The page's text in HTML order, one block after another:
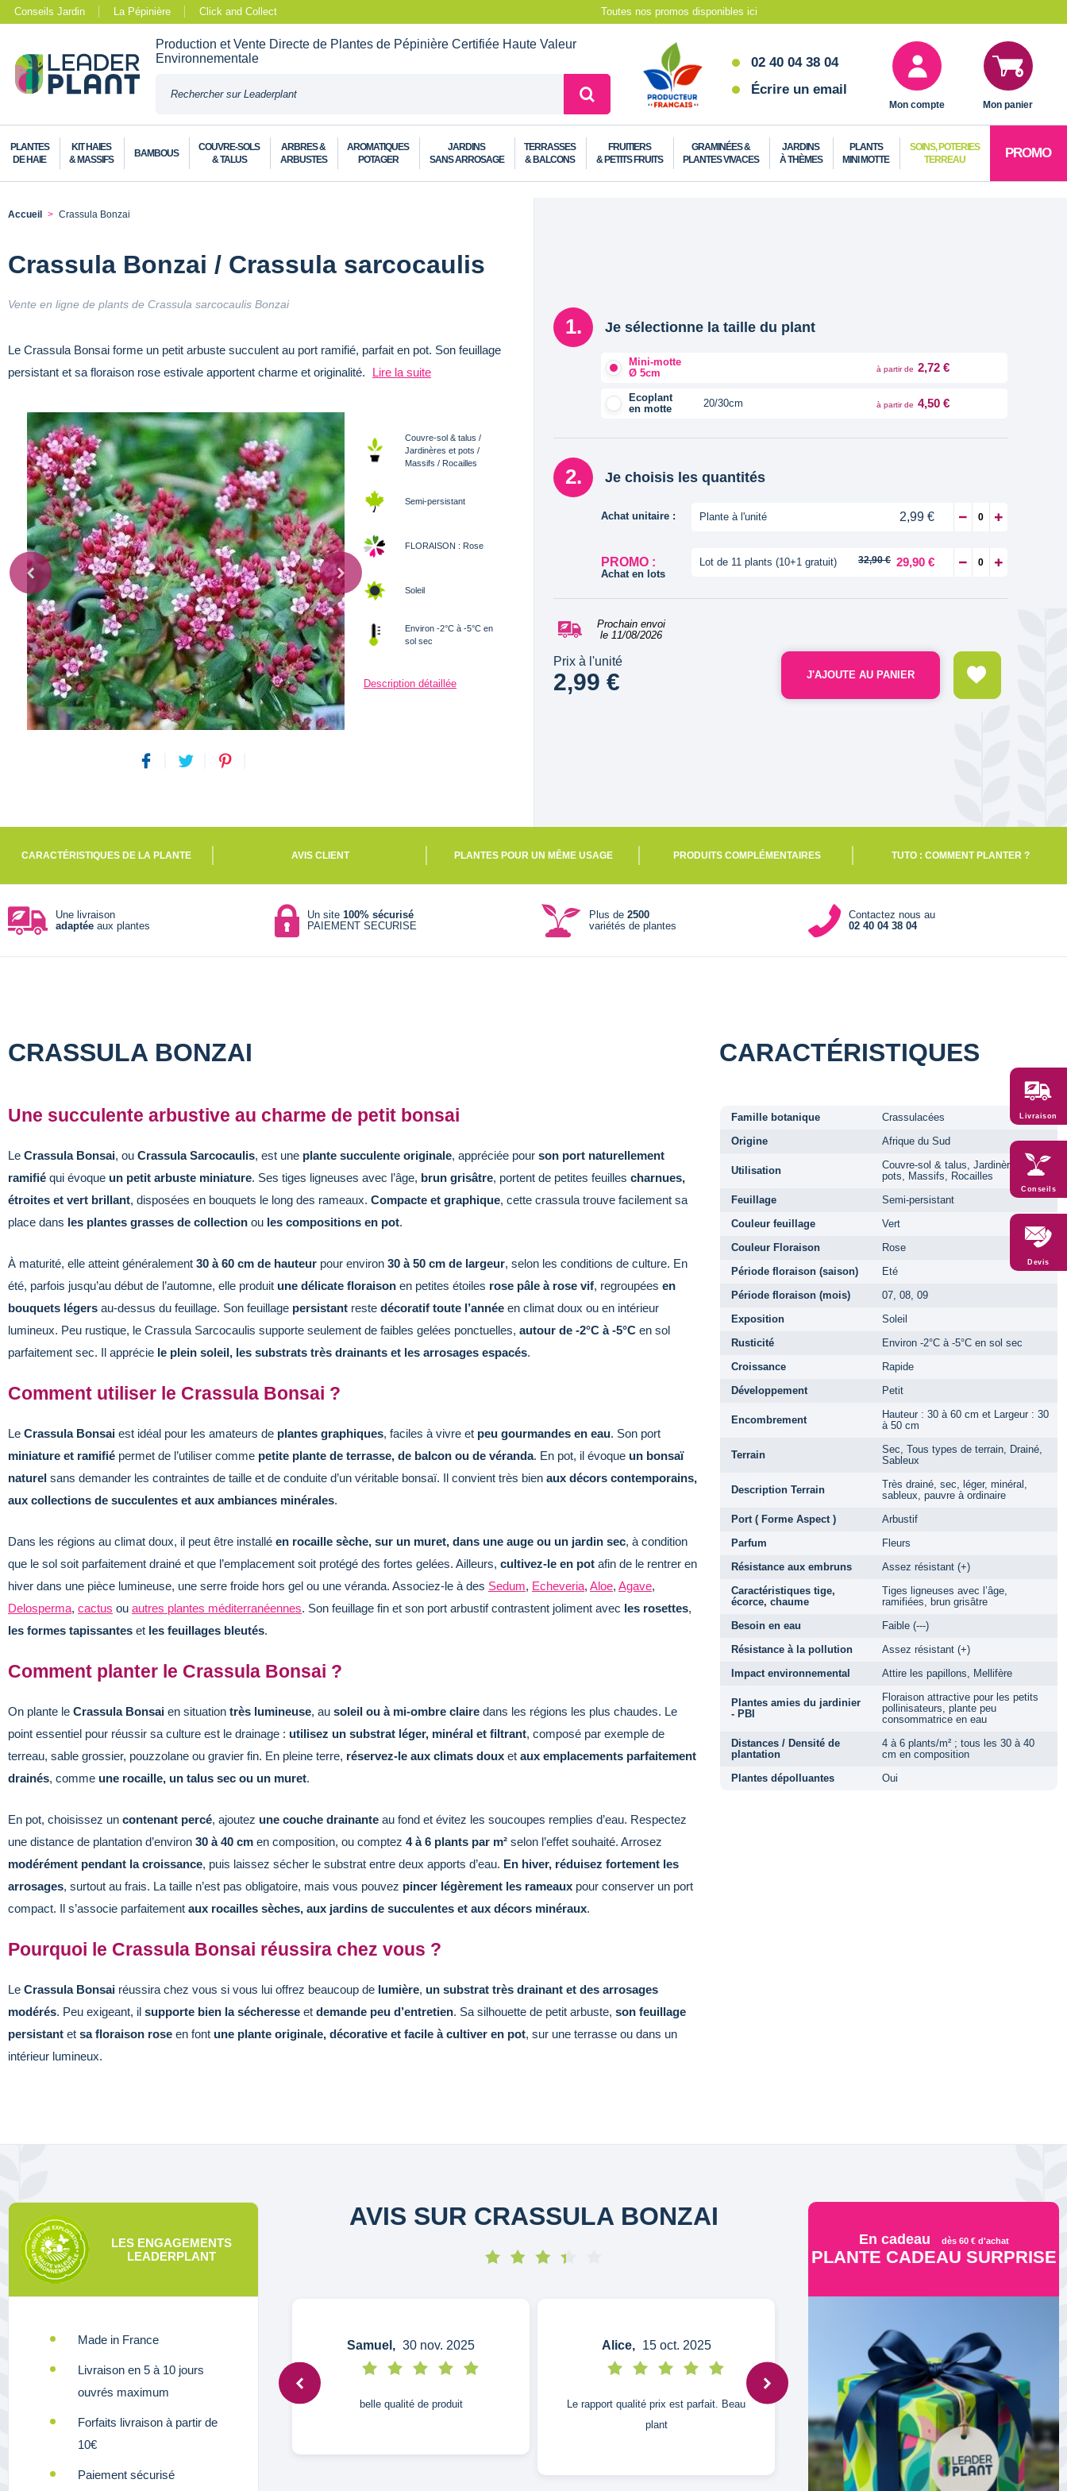
Conseils Jardin La Pépinière Click and Collect Toutes nos promos disponibles ici
Production et Vente Directe de Plantes de Pépinière Certifiée Haute Valeur
Environnementale
02 40 04 38 04
Écrire un email
Mon compte Mon panier
PLANTES
DE HAIE
KIT HAIES
& MASSIFS
BAMBOUS
COUVRE-SOLS
& TALUS
ARBRES &
ARBUSTES
AROMATIQUES
POTAGER
JARDINS
SANS ARROSAGE
TERRASSES
& BALCONS
FRUITIERS
& PETITS FRUITS
GRAMINÉES &
PLANTES VIVACES
JARDINS
À THÈMES
PLANTS
MINI MOTTE
SOINS, POTERIES
TERREAU
PROMO
Accueil Crassula Bonzai
Crassula Bonzai / Crassula sarcocaulis
Vente en ligne de plants de Crassula sarcocaulis Bonzai
Le Crassula Bonsai forme un petit arbuste succulent au port ramifié, parfait en pot. Son feuillage
persistant et sa floraison rose estivale apportent charme et originalité.
Lire la suite
Couvre-sol & talus /
Jardinères et pots /
Massifs / Rocailles
Semi-persistant
FLORAISON : Rose
Soleil
Environ -2°C à -5°C en
sol sec
Description détaillée
Je sélectionne la taille du plant
Mini-motte
Ø 5cm
à partir de 2,72 €
Ecoplant
en motte
20/30cm à partir de 4,50 €
Je choisis les quantités
Achat unitaire : Plante à l'unité 2,99 €
PROMO :
Achat en lots
Lot de 11 plants (10+1 gratuit) 32,90 € 29,90 €
Prochain envoi
le 11/08/2026
Prix à l'unité
2,99 € J'AJOUTE AU PANIER
CARACTÉRISTIQUES DE LA PLANTE AVIS CLIENT PLANTES POUR UN MÊME USAGE PRODUITS COMPLÉMENTAIRES TUTO : COMMENT PLANTER ?
Une livraison
adaptée aux plantes
Un site 100% sécurisé
PAIEMENT SECURISE
Plus de 2500
variétés de plantes
Contactez nous au
02 40 04 38 04
CRASSULA BONZAI
Une succulente arbustive au charme de petit bonsai
Le Crassula Bonsai, ou Crassula Sarcocaulis, est une plante succulente originale, appréciée pour son port naturellement
ramifié qui évoque un petit arbuste miniature. Ses tiges ligneuses avec l’âge, brun grisâtre, portent de petites feuilles charnues,
étroites et vert brillant, disposées en bouquets le long des rameaux. Compacte et graphique, cette crassula trouve facilement sa
place dans les plantes grasses de collection ou les compositions en pot.
À maturité, elle atteint généralement 30 à 60 cm de hauteur pour environ 30 à 50 cm de largeur, selon les conditions de culture. En
été, parfois jusqu’au début de l’automne, elle produit une délicate floraison en petites étoiles rose pâle à rose vif, regroupées en
bouquets légers au-dessus du feuillage. Son feuillage persistant reste décoratif toute l’année en climat doux ou en intérieur
lumineux. Peu rustique, le Crassula Sarcocaulis supporte seulement de faibles gelées ponctuelles, autour de -2°C à -5°C en sol
parfaitement sec. Il apprécie le plein soleil, les substrats très drainants et les arrosages espacés.
Comment utiliser le Crassula Bonsai ?
Le Crassula Bonsai est idéal pour les amateurs de plantes graphiques, faciles à vivre et peu gourmandes en eau. Son port
miniature et ramifié permet de l’utiliser comme petite plante de terrasse, de balcon ou de véranda. En pot, il évoque un bonsaï
naturel sans demander les contraintes de taille et de conduite d’un véritable bonsaï. Il convient très bien aux décors contemporains,
aux collections de succulentes et aux ambiances minérales.
Dans les régions au climat doux, il peut être installé en rocaille sèche, sur un muret, dans une auge ou un jardin sec, à condition
que le sol soit parfaitement drainé et que l’emplacement soit protégé des fortes gelées. Ailleurs, cultivez-le en pot afin de le rentrer en
hiver dans une pièce lumineuse, une serre froide hors gel ou une véranda. Associez-le à des Sedum, Echeveria, Aloe, Agave,
Delosperma, cactus ou autres plantes méditerranéennes. Son feuillage fin et son port arbustif contrastent joliment avec les rosettes,
les formes tapissantes et les feuillages bleutés.
Comment planter le Crassula Bonsai ?
On plante le Crassula Bonsai en situation très lumineuse, au soleil ou à mi-ombre claire dans les régions les plus chaudes. Le
point essentiel pour réussir sa culture est le drainage : utilisez un substrat léger, minéral et filtrant, composé par exemple de
terreau, sable grossier, pouzzolane ou gravier fin. En pleine terre, réservez-le aux climats doux et aux emplacements parfaitement
drainés, comme une rocaille, un talus sec ou un muret.
En pot, choisissez un contenant percé, ajoutez une couche drainante au fond et évitez les soucoupes remplies d’eau. Respectez
une distance de plantation d’environ 30 à 40 cm en composition, ou comptez 4 à 6 plants par m² selon l’effet souhaité. Arrosez
modérément pendant la croissance, puis laissez sécher le substrat entre deux apports d’eau. En hiver, réduisez fortement les
arrosages, surtout au frais. La taille n’est pas obligatoire, mais vous pouvez pincer légèrement les rameaux pour conserver un port
compact. Il s’associe parfaitement aux rocailles sèches, aux jardins de succulentes et aux décors minéraux.
Pourquoi le Crassula Bonsai réussira chez vous ?
Le Crassula Bonsai réussira chez vous si vous lui offrez beaucoup de lumière, un substrat très drainant et des arrosages
modérés. Peu exigeant, il supporte bien la sécheresse et demande peu d’entretien. Sa silhouette de petit arbuste, son feuillage
persistant et sa floraison rose en font une plante originale, décorative et facile à cultiver en pot, sur une terrasse ou dans un
intérieur lumineux.
CARACTÉRISTIQUES
Famille botanique
Crassulacées
Origine
Afrique du Sud
Utilisation
Couvre-sol & talus, Jardinères et
pots, Massifs, Rocailles
Feuillage
Semi-persistant
Couleur feuillage
Vert
Couleur Floraison
Rose
Période floraison (saison)
Eté
Période floraison (mois)
07, 08, 09
Exposition
Soleil
Rusticité
Environ -2°C à -5°C en sol sec
Croissance
Rapide
Développement
Petit
Encombrement
Hauteur : 30 à 60 cm et Largeur : 30
à 50 cm
Terrain
Sec, Tous types de terrain, Drainé,
Sableux
Description Terrain
Très drainé, sec, léger, minéral,
sableux, pauvre à ordinaire
Port ( Forme Aspect )
Arbustif
Parfum
Fleurs
Résistance aux embruns
Assez résistant (+)
Caractéristiques tige,
écorce, chaume
Tiges ligneuses avec l’âge,
ramifiées, brun grisâtre
Besoin en eau
Faible (---)
Résistance à la pollution
Assez résistant (+)
Impact environnemental
Attire les papillons, Mellifère
Plantes amies du jardinier
- PBI
Floraison attractive pour les petits
pollinisateurs, plante peu
consommatrice en eau
Distances / Densité de
plantation
4 à 6 plants/m² ; tous les 30 à 40
cm en composition
Plantes dépolluantes
Oui
LES ENGAGEMENTS
LEADERPLANT
Made in France
Livraison en 5 à 10 jours
ouvrés maximum
Forfaits livraison à partir de
10€
Paiement sécurisé
AVIS SUR CRASSULA BONZAI
Anonymous, Samuel, 30 nov. 2025
belle qualité de produit
Alice, 15 oct. 2025
Le rapport qualité prix est parfait. Beau
plant
Patrick, 29 mai 2025
Ok ok
En cadeau dès 60 € d'achat
PLANTE CADEAU SURPRISE
Livraison
Conseils
Devis